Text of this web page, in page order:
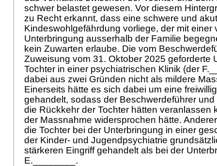
schwer belastet gewesen. Vor diesem
zu Recht erkannt, dass eine schwere und
Kindeswohlgefährdung vorliege, der mit einer
Unterbringung ausserhalb der Familie
kein Zuwarten erlaube. Die vom
Zuweisung vom 31. Oktober 2025 geforderte
Tochter in einer psychiatrischen Klinik (der
dabei aus zwei Gründen nicht als mildere
Einerseits hätte es sich dabei um eine
gehandelt, sodass der Beschwerdeführer
die Rückkehr der Tochter hätten veranlassen
der Massnahme widersprochen hätte.
die Tochter bei der Unterbringung in einer
der Kinder- und Jugendpsychiatrie
stärkeren Eingriff gehandelt als bei der
E.________.